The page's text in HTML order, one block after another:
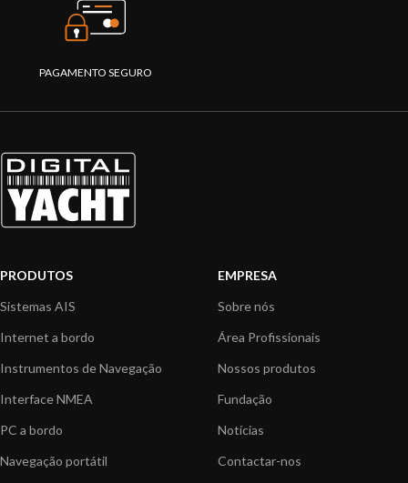
PAGAMENTO SEGURO
PRODUTOS
Sistemas AIS
Internet a bordo
Instrumentos de Navegação
Interface NMEA
PC a bordo
Navegação portátil
EMPRESA
Sobre nós
Área Profissionais
Nossos produtos
Fundação
Notícias
Contactar-nos